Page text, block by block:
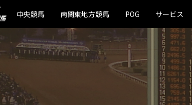
中央競馬 南関東地方競馬 POG サービス